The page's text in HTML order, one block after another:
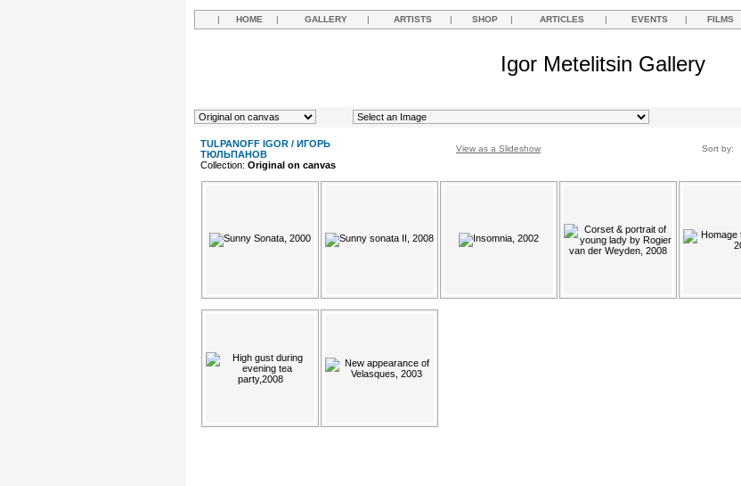
| HOME | GALLERY | ARTISTS | SHOP | ARTICLES | EVENTS | FILMS
Igor Metelitsin Gallery
TULPANOFF IGOR / ИГОРЬ
ТЮЛЬПАНОВ
View as a Slideshow Sort by:
Collection: Original on canvas